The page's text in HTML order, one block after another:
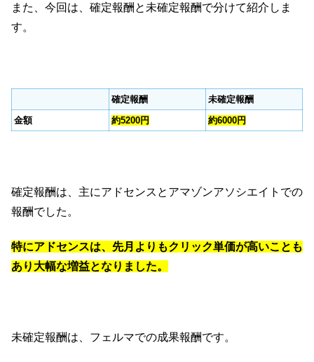
また、今回は、確定報酬と未確定報酬で分けて紹介しま
す。
確定報酬
未確定報酬
金額
約5200円 約6000円
確定報酬は、主にアドセンスとアマゾンアソシエイトでの
報酬でした。
特にアドセンスは、先月よりもクリック単価が高いことも
あり大幅な増益となりました。
未確定報酬は、フェルマでの成果報酬です。